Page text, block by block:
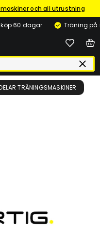
och all utrustning
köp 60 dagar Träning på
TRÄNINGSMASKINER